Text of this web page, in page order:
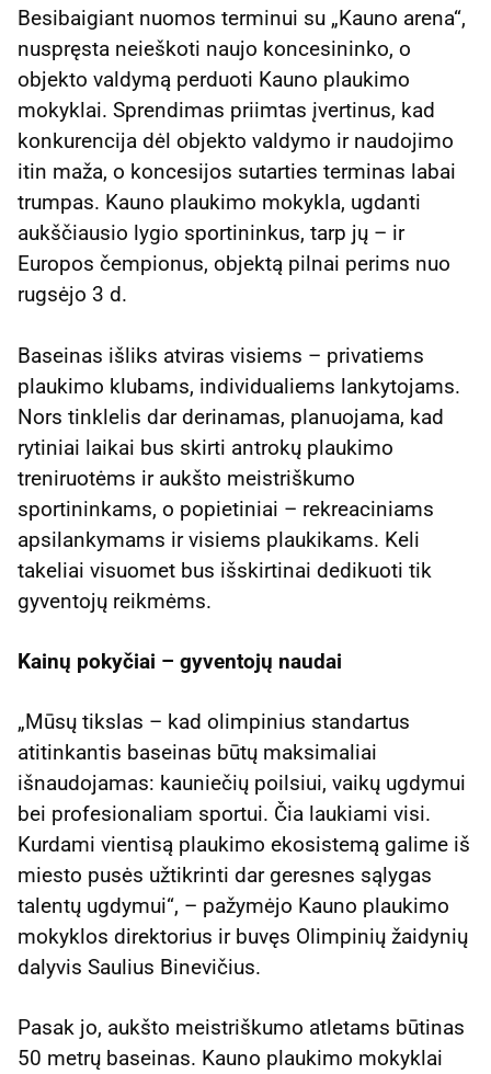
Besibaigiant nuomos terminui su „Kauno arena“,
nuspręsta neieškoti naujo koncesininko, o
objekto valdymą perduoti Kauno plaukimo
mokyklai. Sprendimas priimtas įvertinus, kad
konkurencija dėl objekto valdymo ir naudojimo
itin maža, o koncesijos sutarties terminas labai
trumpas. Kauno plaukimo mokykla, ugdanti
aukščiausio lygio sportininkus, tarp jų – ir
Europos čempionus, objektą pilnai perims nuo
rugsėjo 3 d.
Baseinas išliks atviras visiems – privatiems
plaukimo klubams, individualiems lankytojams.
Nors tinklelis dar derinamas, planuojama, kad
rytiniai laikai bus skirti antrokų plaukimo
treniruotėms ir aukšto meistriškumo
sportininkams, o popietiniai – rekreaciniams
apsilankymams ir visiems plaukikams. Keli
takeliai visuomet bus išskirtinai dedikuoti tik
gyventojų reikmėms.
Kainų pokyčiai – gyventojų naudai
„Mūsų tikslas – kad olimpinius standartus
atitinkantis baseinas būtų maksimaliai
išnaudojamas: kauniečių poilsiui, vaikų ugdymui
bei profesionaliam sportui. Čia laukiami visi.
Kurdami vientisą plaukimo ekosistemą galime iš
miesto pusės užtikrinti dar geresnes sąlygas
talentų ugdymui“, – pažymėjo Kauno plaukimo
mokyklos direktorius ir buvęs Olimpinių žaidynių
dalyvis Saulius Binevičius.
Pasak jo, aukšto meistriškumo atletams būtinas
50 metrų baseinas. Kauno plaukimo mokyklai